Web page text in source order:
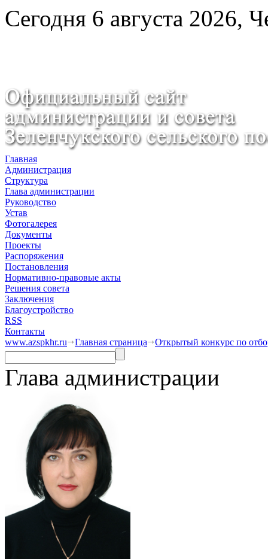
Сегодня 6 августа 2026,
Главная
Администрация
Структура
Глава администрации
Руководство
Устав
Фотогалерея
Документы
Проекты
Распоряжения
Постановления
Нормативно-правовые акты
Решения совета
Заключения
Благоустройство
RSS
Контакты
www.azspkhr.ru
Главная страница Открытый конкурс по
Глава администрации